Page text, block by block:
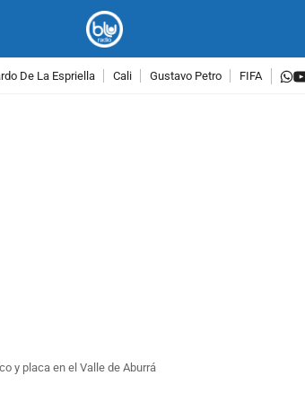
De La Espriella Cali Gustavo Petro FIFA
y placa en el Valle de Aburrá